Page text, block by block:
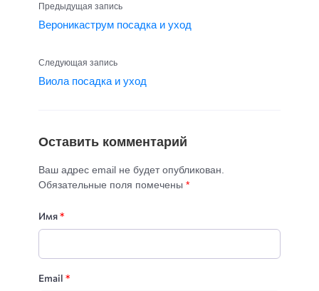
Предыдущая запись
Вероникаструм посадка и уход
Следующая запись
Виола посадка и уход
Оставить комментарий
Ваш адрес email не будет опубликован.
Обязательные поля помечены *
Имя*
Email *